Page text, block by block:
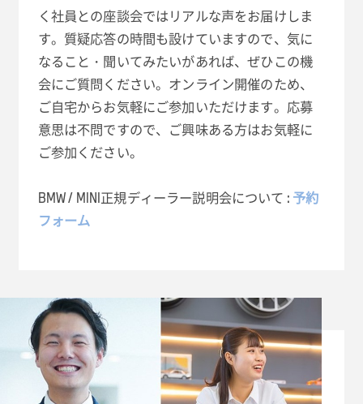
く社員との座談会ではリアルな声をお届けしま
す。質疑応答の時間も設けていますので、気に
なること・聞いてみたいがあれば、ぜひこの機
会にご質問ください。オンライン開催のため、
ご自宅からお気軽にご参加いただけます。応募
意思は不問ですので、ご興味ある方はお気軽に
ご参加ください。
BMW / MINI正規ディーラー説明会について : 予約
フォーム